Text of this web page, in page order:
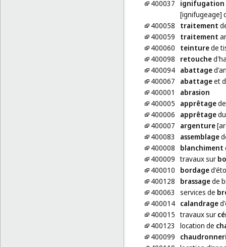
400037
ignifugation
[ignifugeage]
400058
traitement
400059
traitement
400060
teinturede
400098
retouche
400094 abattage
400067
abattageet
400001
abrasion
400005
apprêtage
400006
apprêtage
400007
argenture
400083
assemblage
400008
blanchiment
400009 travaux sur
400010
bordage
400128
brassagede
400063
services de
400014 calandrage
400015 travaux sur
400123
location de
400099